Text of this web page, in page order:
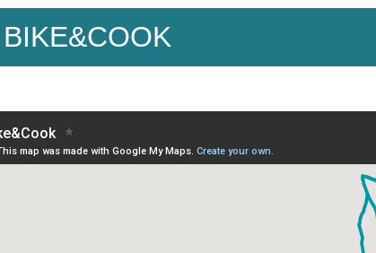
BIKE&COOK